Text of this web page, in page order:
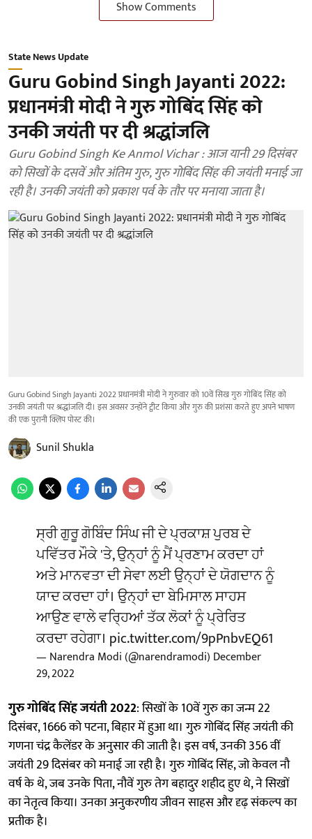
Show Comments
State News Update
Guru Gobind Singh Jayanti 2022:
प्रधानमंत्री मोदी ने गुरु गोबिंद सिंह को
उनकी जयंती पर दी श्रद्धांजलि
Guru Gobind Singh Ke Anmol Vichar : आज यानी 29 दिसंबर
को सिखों के दसवें और अंतिम गुरु, गुरु गोबिंद सिंह की जयंती मनाई जा
रही है। उनकी जयंती को प्रकाश पर्व के तौर पर मनाया जाता है।
Guru Gobind Singh Jayanti 2022 प्रधानमंत्री मोदी ने गुरुवार को 10वें सिख गुरु गोबिंद सिंह को
उनकी जयंती पर श्रद्धांजलि दी। इस अवसर उन्होंने ट्वीट किया और गुरु की प्रशंसा करते हुए अपने भाषण
की एक पुरानी क्लिप पोस्ट की।
Sunil Shukla
ਸ੍ਰੀ ਗੁਰੂ ਗੋਬਿੰਦ ਸਿੰਘ ਜੀ ਦੇ ਪ੍ਰਕਾਸ਼ ਪੁਰਬ ਦੇ
ਪਵਿੱਤਰ ਮੌਕੇ 'ਤੇ, ਉਨ੍ਹਾਂ ਨੂੰ ਮੈਂ ਪ੍ਰਣਾਮ ਕਰਦਾ ਹਾਂ
ਅਤੇ ਮਾਨਵਤਾ ਦੀ ਸੇਵਾ ਲਈ ਉਨ੍ਹਾਂ ਦੇ ਯੋਗਦਾਨ ਨੂੰ
ਯਾਦ ਕਰਦਾ ਹਾਂ। ਉਨ੍ਹਾਂ ਦਾ ਬੇਮਿਸਾਲ ਸਾਹਸ
ਆਉਣ ਵਾਲੇ ਵਰ੍ਹਿਆਂ ਤੱਕ ਲੋਕਾਂ ਨੂੰ ਪ੍ਰੇਰਿਤ
ਕਰਦਾ ਰਹੇਗਾ। pic.twitter.com/9pPnbvEQ61
— Narendra Modi (@narendramodi) December
29, 2022
गुरु गोबिंद सिंह जयंती 2022: सिखों के 10वें गुरु का जन्म 22
दिसंबर, 1666 को पटना, बिहार में हुआ था। गुरु गोबिंद सिंह जयंती की
गणना चंद्र कैलेंडर के अनुसार की जाती है। इस वर्ष, उनकी 356 वीं
जयंती 29 दिसंबर को मनाई जा रही है। गुरु गोबिंद सिंह, जो केवल नौ
वर्ष के थे, जब उनके पिता, नौवें गुरु तेग बहादुर शहीद हुए थे, ने सिखों
का नेतृत्व किया। उनका अनुकरणीय जीवन साहस और दृढ़ संकल्प का
प्रतीक है।